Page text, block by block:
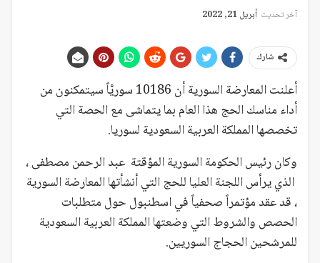
آخر تحديث أبريل 21, 2022
شارك
أعلنت المعارضة السورية أن 10186 سوريَّاً سيتمكنون من
أداء مناسك الحج هذا العام بما يتماشى مع الحصة التي
تخصصها المملكة العربية السعودية لسوريا.
وكان رئيس الحكومة السورية المؤقتة عبد الرحمن مصطفى ،
الذي يرأس اللجنة العليا للحج التي أنشأتها المعارضة السورية
، قد عقد مؤتمراً صحفياً في اسطنبول حول متطلبات
الحصص والشروط التي وضعتها المملكة العربية السعودية
للمرشحين الحجاج السوريين.